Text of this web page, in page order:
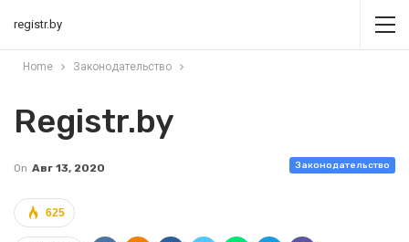
registr.by
Home Законодательство
Registr.by
Законодательство
On Авг 13, 2020
625